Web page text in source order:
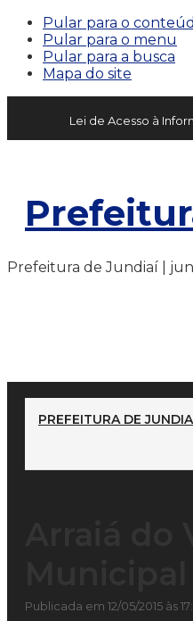
Pular para o
Pular para o menu
Pular para a busca
Mapa do site
Lei de Acesso à
Prefeitura de Jundiaí |
PREFEITURA DE
Publicada em 12/05/2015 às